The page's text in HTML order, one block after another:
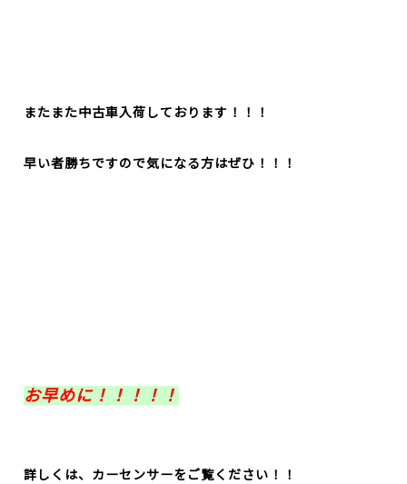
またまた中古車入荷しております！！！
早い者勝ちですので気になる方はぜひ！！！
お早めに！！！！！
詳しくは、カーセンサーをご覧ください！！